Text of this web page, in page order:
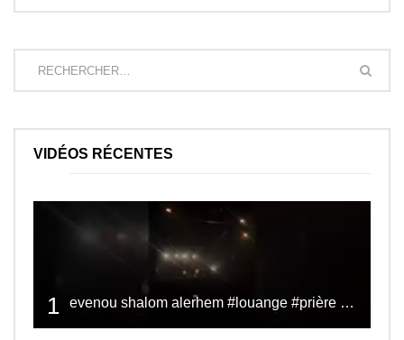
VIDÉOS RÉCENTES
1 evenou shalom alerhem #louange #prière #shalom